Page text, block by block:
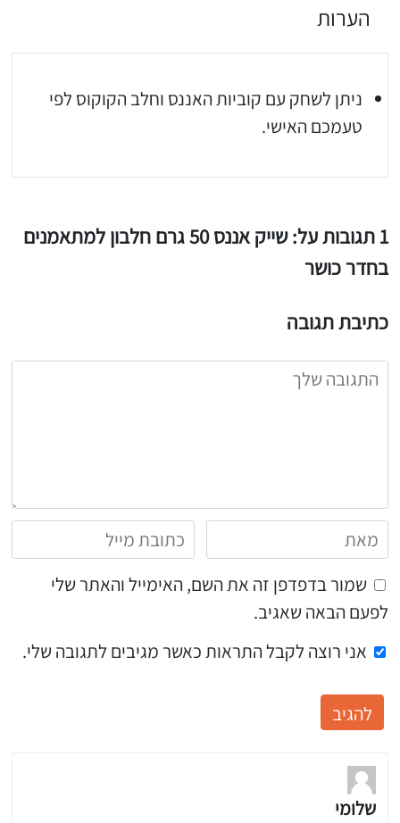
אותי באינסטגרם
הכנתם מתכון שלי? חפשו "Shahar_Hen_Hayokra" באינסטגרם עקבו אחריי עוד היום ותעלו את המתכון שהכנתם לסטורי ואני
הערות
ניתן לשחק עם קוביות האננס וחלב הקוקוס לפי
טעמכם האישי.
1 תגובות על: שייק אננס 50 גרם חלבון למתאמנים
בחדר כושר
כתיבת תגובה
שמור בדפדפן זה את השם, האימייל והאתר שלי
לפעם הבאה שאגיב.
אני רוצה לקבל התראות כאשר מגיבים לתגובה שלי.
שלומי